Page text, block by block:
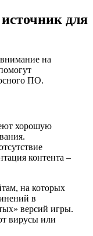
для
на
ПО.
хорошую
контента –
на которых
в
версий игры.
вирусы или